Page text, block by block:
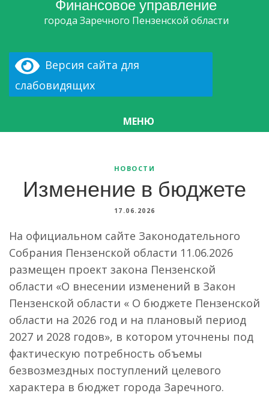
города Заречного Пензенской области
Версия сайта для
слабовидящих
МЕНЮ
НОВОСТИ
Изменение в бюджете
17.06.2026
На официальном сайте Законодательного
Собрания Пензенской области 11.06.2026
размещен проект закона Пензенской
области «О внесении изменений в Закон
Пензенской области « О бюджете Пензенской
области на 2026 год и на плановый период
2027 и 2028 годов», в котором уточнены под
фактическую потребность объемы
безвозмездных поступлений целевого
характера в бюджет города Заречного.